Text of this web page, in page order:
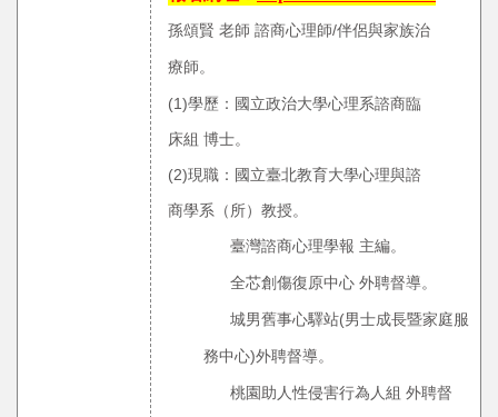
孫頌賢 老師 諮商心理師/伴侶與家族治
療師。
(1)學歷：國立政治大學心理系諮商臨
床組 博士。
(2)現職：國立臺北教育大學心理與諮
商學系（所）教授。
臺灣諮商心理學報 主編。
全芯創傷復原中心 外聘督導。
城男舊事心驛站(男士成長暨家庭服
務中心)外聘督導。
桃園助人性侵害行為人組 外聘督